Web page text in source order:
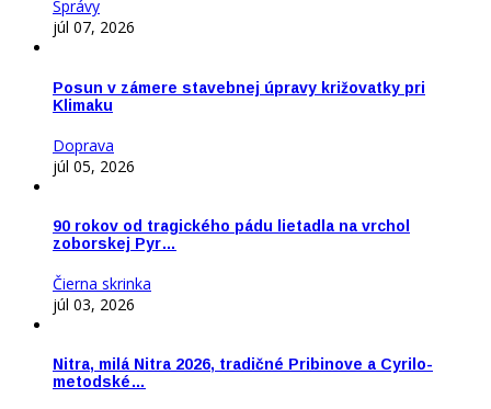
Správy
júl 07, 2026
Posun v zámere stavebnej úpravy križovatky pri
Klimaku
Doprava
júl 05, 2026
90 rokov od tragického pádu lietadla na vrchol
zoborskej Pyr…
Čierna skrinka
júl 03, 2026
Nitra, milá Nitra 2026, tradičné Pribinove a Cyrilo-
metodské…